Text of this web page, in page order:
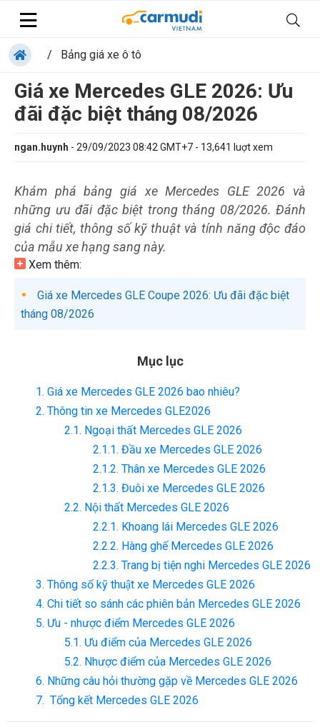
/ Bảng giá xe ô tô
Giá xe Mercedes GLE 2026: Ưu
đãi đặc biệt tháng 08/2026
ngan.huynh - 29/09/2023 08:42 GMT+7 - 13,641 luợt xem
Khám phá bảng giá xe Mercedes GLE 2026 và
những ưu đãi đặc biệt trong tháng 08/2026. Đánh
giá chi tiết, thông số kỹ thuật và tính năng độc đáo
của mẫu xe hạng sang này.
Xem thêm:
Giá xe Mercedes GLE Coupe 2026: Ưu đãi đặc biệt
tháng 08/2026
Mục lục
1. Giá xe Mercedes GLE 2026 bao nhiêu?
2. Thông tin xe Mercedes GLE2026
2.1. Ngoại thất Mercedes GLE 2026
2.1.1. Đầu xe Mercedes GLE 2026
2.1.2. Thân xe Mercedes GLE 2026
2.1.3. Đuôi xe Mercedes GLE 2026
2.2. Nội thất Mercedes GLE 2026
2.2.1. Khoang lái Mercedes GLE 2026
2.2.2. Hàng ghế Mercedes GLE 2026
2.2.3. Trang bị tiện nghi Mercedes GLE 2026
3. Thông số kỹ thuật xe Mercedes GLE 2026
4. Chi tiết so sánh các phiên bản Mercedes GLE 2026
5. Ưu - nhược điểm Mercedes GLE 2026
5.1. Ưu điểm của Mercedes GLE 2026
5.2. Nhược điểm của Mercedes GLE 2026
6. Những câu hỏi thường gặp về Mercedes GLE 2026
7. Tổng kết Mercedes GLE 2026